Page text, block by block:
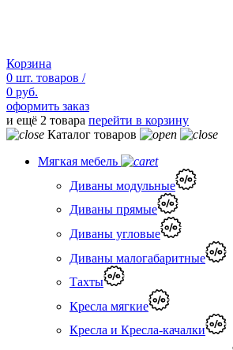
Корзина
0 шт. товаров /
0 руб.
оформить заказ
и ещё 2 товара перейти в корзину
Каталог товаров
Мягкая мебель
Диваны модульные
Диваны прямые
Диваны угловые
Диваны малогабаритные
Тахты
Кресла мягкие
Кресла и Кресла-качалки